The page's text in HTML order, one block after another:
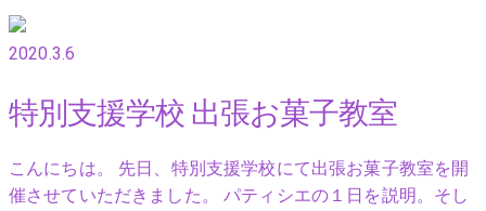
2020.3.6
特別支援学校 出張お菓子教室
こんにちは。 先日、特別支援学校にて出張お菓子教室を開
催させていただきました。 パティシエの１日を説明。そし